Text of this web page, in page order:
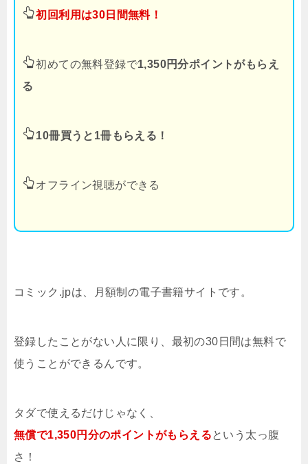
初回利用は30日間無料！
初めての無料登録で1,350円分ポイントがもらえ
る
10冊買うと1冊もらえる！
オフライン視聴ができる
コミック.jpは、月額制の電子書籍サイトです。
登録したことがない人に限り、最初の30日間は無料で
使うことができるんです。
タダで使えるだけじゃなく、
無償で1,350円分のポイントがもらえるという太っ腹
さ！